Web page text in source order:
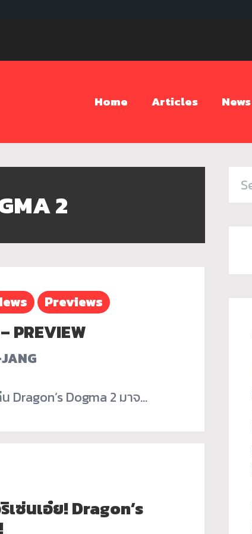
Home Articles News
2
Previews
PREVIEW
Dragon’s Dogma 2 มาจ…
ซ่นเอ๋ย! Dragon’s